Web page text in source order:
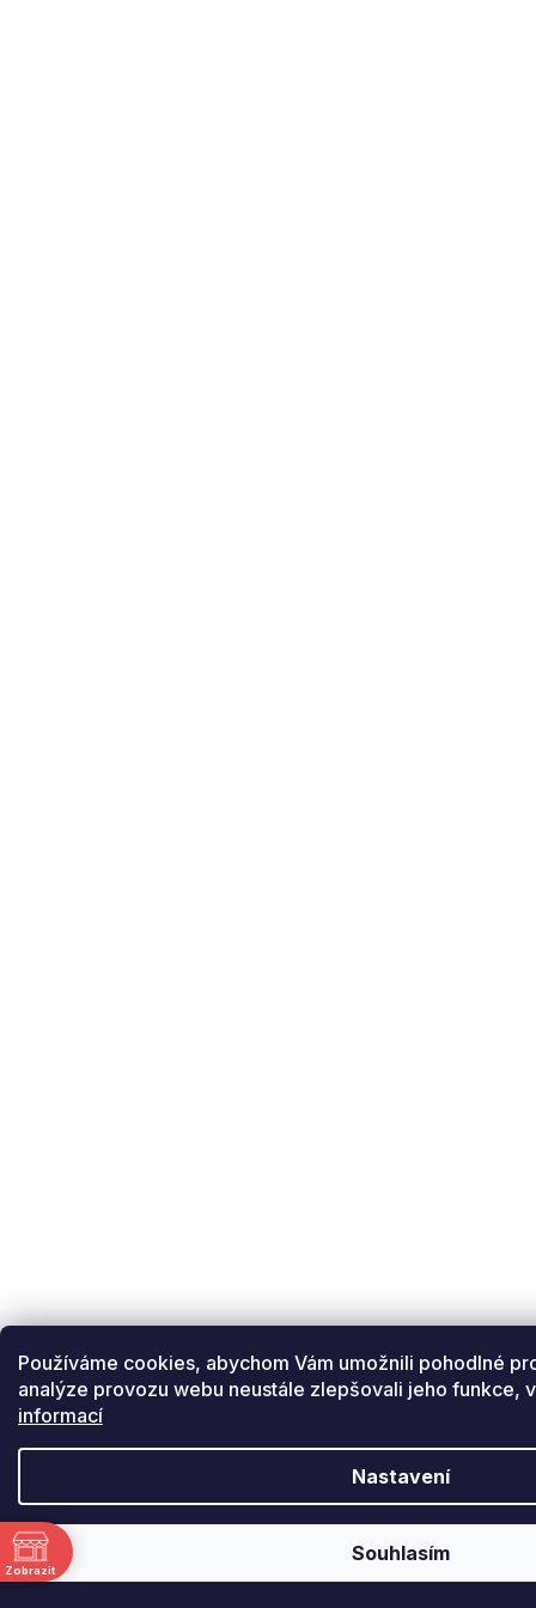
Používáme cookies, abychom Vám umožnili pohodlné
analýze provozu webu neustále zlepšovali jeho funkce,
informací
Nastavení
Souhlasím
Zobrazit